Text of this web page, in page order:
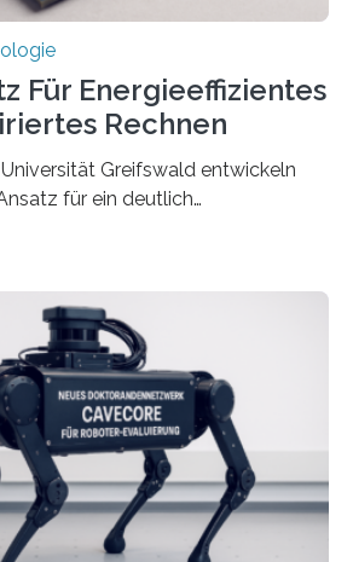
Für Energieeffizientes
Rechnen
Greifswald entwickeln
für ein deutlich
vom menschlichen Gehirn. Die
vor
Herkömmliche Silizium-
an ihre Grenzen: Sie verbrauchen
und Verarbeitungseinheiten
und die Datenübertragung
aus. Da KI-Modelle
und riesige Datenmengen
steigt der Bedarf an neuen
Neben Quantencomputern